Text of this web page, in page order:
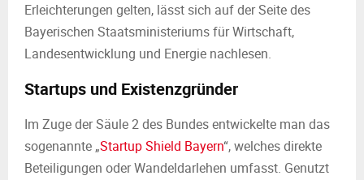
Erleichterungen gelten, lässt sich auf der Seite des
Bayerischen Staatsministeriums für Wirtschaft,
Landesentwicklung und Energie nachlesen.
Startups und Existenzgründer
Im Zuge der Säule 2 des Bundes entwickelte man das
sogenannte „Startup Shield Bayern“, welches direkte
Beteiligungen oder Wandeldarlehen umfasst. Genutzt